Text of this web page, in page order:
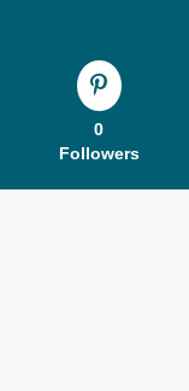
0
Followers